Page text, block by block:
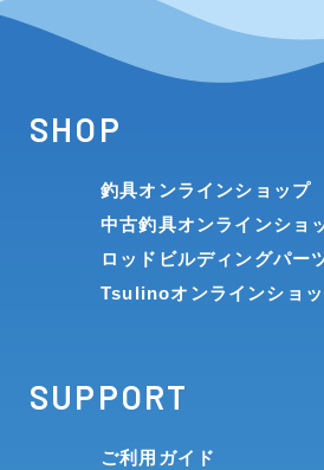
SHOP
釣具オンラインショップ
中古釣具オンラインショ
ロッドビルディングパー
Tsulinoオンラインショ
SUPPORT
ご利用ガイド